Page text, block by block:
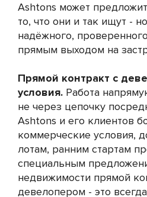
Ashtons может
то, что они и так ищут -
надёжного,
прямым выходом на
Прямой контракт с
условия. Работа
не через цепочку
Ashtons и его клиентов
коммерческие условия,
лотам, ранним стартам
специальным
недвижимости прямой
девелопером - это